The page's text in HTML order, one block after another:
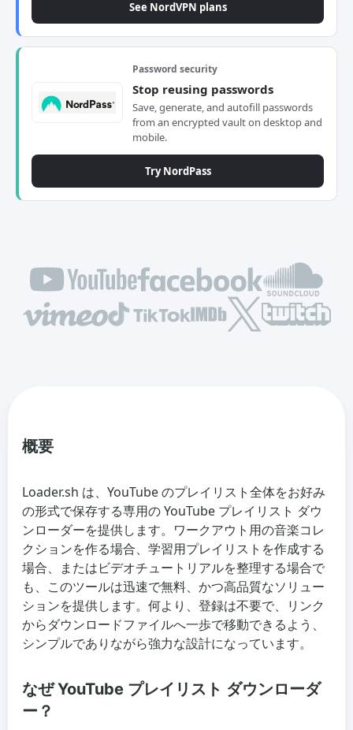
See NordVPN plans
Password security
Stop reusing passwords
Save, generate, and autofill passwords
from an encrypted vault on desktop and
mobile.
Try NordPass
概要
Loader.sh は、YouTube のプレイリスト全体をお好み
の形式で保存する専用の YouTube プレイリスト ダウ
ンローダーを提供します。ワークアウト用の音楽コレ
クションを作る場合、学習用プレイリストを作成する
場合、またはビデオチュートリアルを整理する場合で
も、このツールは迅速で無料、かつ高品質なソリュー
ションを提供します。何より、登録は不要で、リンク
からダウンロードファイルへ一歩で移動できるよう、
シンプルでありながら強力な設計になっています。
なぜ YouTube プレイリスト ダウンローダ
ー？